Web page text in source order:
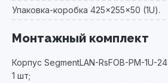
Упаковка-коробка 425×255×50 (1U).
Монтажный комплект
Корпус SegmentLAN-RsFOB-PM-1U-
1 шт;